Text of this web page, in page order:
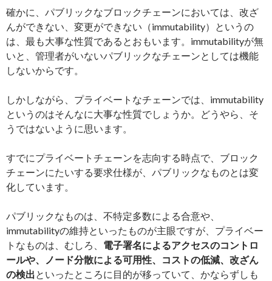
確かに、パブリックなブロックチェーンにおいては、改ざ
んができない、変更ができない（immutability）というの
は、最も大事な性質であるとおもいます。immutabilityが無
いと、管理者がいないパブリックなチェーンとしては機能
しないからです。
しかしながら、プライベートなチェーンでは、immutability
というのはそんなに大事な性質でしょうか。どうやら、そ
うではないように思います。
すでにプライベートチェーンを志向する時点で、ブロック
チェーンにたいする要求仕様が、パブリックなものとは変
化しています。
パブリックなものは、不特定多数による合意や、
immutabilityの維持といったものが主眼ですが、プライベー
トなものは、むしろ、 電子署名によるアクセスのコントロ
ールや、ノード分散による可用性、コストの低減、改ざん
の検出といったところに目的が移っていて、かならずしも